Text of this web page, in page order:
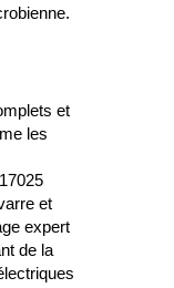
et
les
et
expert
de la